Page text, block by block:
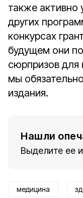
также активно
других
конкурсах
будущем они
сюрпризов для
мы
издания.
Нашли
Выделите ее
медицина